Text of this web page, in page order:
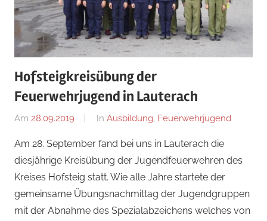
Hofsteigkreisübung der
Feuerwehrjugend in Lauterach
Am 28.09.2019
Von
In Ausbildung, Feuerwehrjugend
Am 28. September fand bei uns in Lauterach die
diesjährige Kreisübung der Jugendfeuerwehren des
Kreises Hofsteig statt. Wie alle Jahre startete der
gemeinsame Übungsnachmittag der Jugendgruppen
mit der Abnahme des Spezialabzeichens welches von